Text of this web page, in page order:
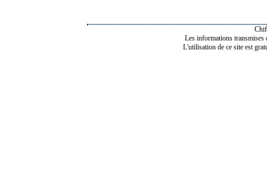
Les informations transmises
L'utilisation de ce site est